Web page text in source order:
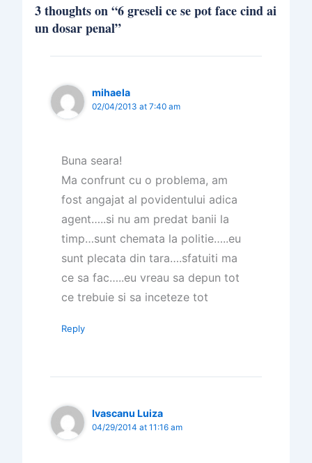
3 thoughts on “6 greseli ce se pot face cind ai
un dosar penal”
mihaela
02/04/2013 at 7:40 am
Buna seara!
Ma confrunt cu o problema, am
fost angajat al povidentului adica
agent…..si nu am predat banii la
timp…sunt chemata la politie…..eu
sunt plecata din tara….sfatuiti ma
ce sa fac…..eu vreau sa depun tot
ce trebuie si sa inceteze tot
Reply
Ivascanu Luiza
04/29/2014 at 11:16 am